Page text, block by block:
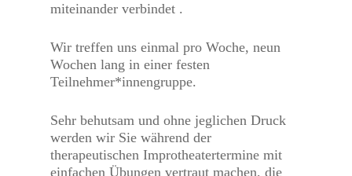
miteinander verbindet .
Wir treffen uns einmal pro Woche, neun
Wochen lang in einer festen
Teilnehmer*innengruppe.
Sehr behutsam und ohne jeglichen Druck
werden wir Sie während der
therapeutischen Improtheatertermine mit
einfachen Übungen vertraut machen, die